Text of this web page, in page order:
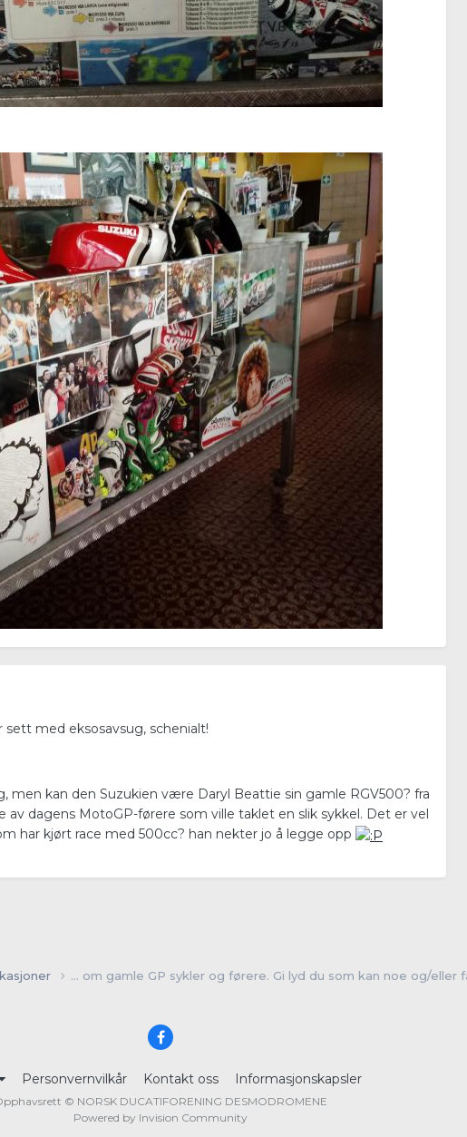
med eksosavsug, schenialt!
men kan den Suzukien være Daryl Beattie sin gamle RGV500? fra
dagens MotoGP-førere som ville taklet en slik sykkel. Det er vel
har kjørt race med 500cc? han nekter jo å legge opp
... om gamle GP sykler og førere. Gi lyd du som kan noe og/eller
Personvernvilkår Kontakt oss Informasjonskapsler
© NORSK DUCATIFORENING DESMODROMENE
Powered by Invision Community